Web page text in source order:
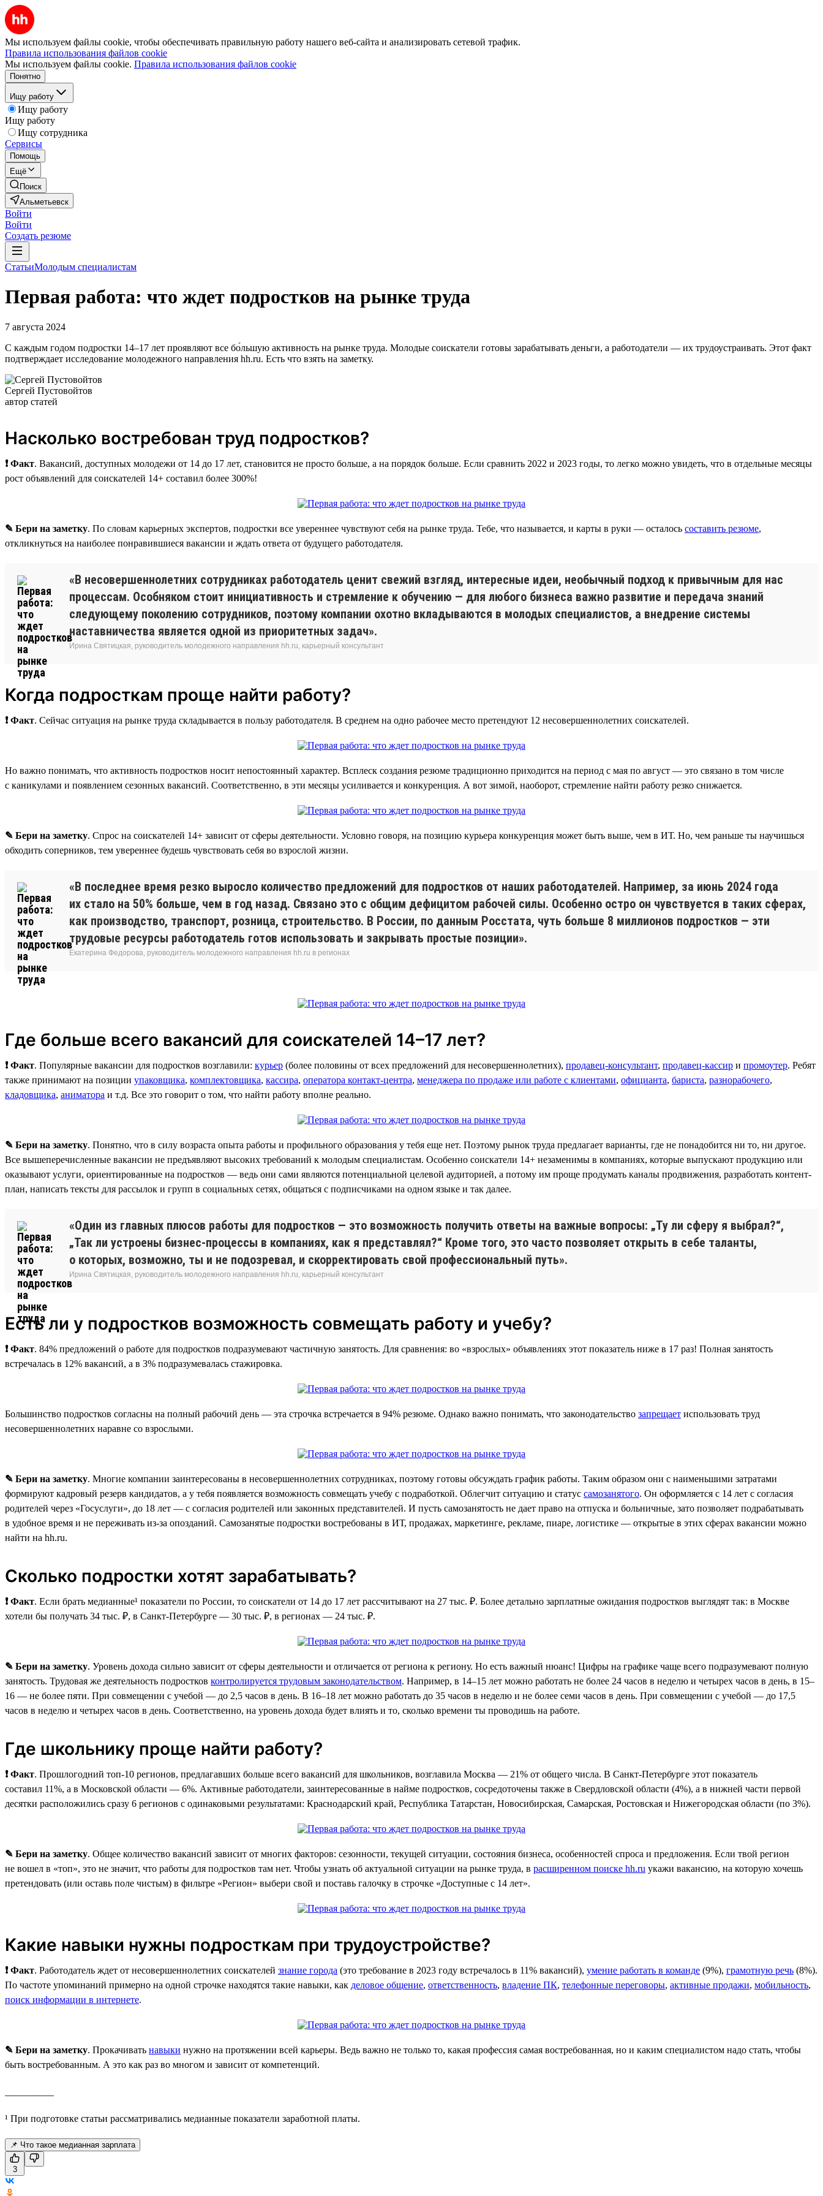
Мы используем файлы cookie, чтобы обеспечивать правильную работу нашего веб-сайта и анализировать сетевой трафик.
Правила использования файлов cookie
Мы используем файлы cookie. Правила использования файлов cookie
Понятно
Ищу работу
Ищу работу
Ищу работу
Ищу сотрудника
Сервисы
Помощь
Ещё
Поиск
Альметьевск
Войти
Войти
Создать резюме
СтатьиМолодым специалистам
Первая работа: что ждет подростков на рынке труда
7 августа 2024
С каждым годом подростки 14–17 лет проявляют все бо́льшую активность на рынке труда. Молодые соискатели готовы зарабатывать деньги, а работодатели — их трудоустраивать. Этот факт
подтверждает исследование молодежного направления hh.ru. Есть что взять на заметку.
Сергей Пустовойтов
автор статей
Насколько востребован труд подростков?
❗ Факт. Вакансий, доступных молодежи от 14 до 17 лет, становится не просто больше, а на порядок больше. Если сравнить 2022 и 2023 годы, то легко можно увидеть, что в отдельные месяцы
рост объявлений для соискателей 14+ составил более 300%!
✎ Бери на заметку. По словам карьерных экспертов, подростки все увереннее чувствуют себя на рынке труда. Тебе, что называется, и карты в руки — осталось составить резюме,
откликнуться на наиболее понравившиеся вакансии и ждать ответа от будущего работодателя.
«В несовершеннолетних сотрудниках работодатель ценит свежий взгляд, интересные идеи, необычный подход к привычным для нас
процессам. Особняком стоит инициативность и стремление к обучению — для любого бизнеса важно развитие и передача знаний
следующему поколению сотрудников, поэтому компании охотно вкладываются в молодых специалистов, а внедрение системы
наставничества является одной из приоритетных задач».
Ирина Святицкая, руководитель молодежного направления hh.ru, карьерный консультант
Когда подросткам проще найти работу?
❗ Факт. Сейчас ситуация на рынке труда складывается в пользу работодателя. В среднем на одно рабочее место претендуют 12 несовершеннолетних соискателей.
Но важно понимать, что активность подростков носит непостоянный характер. Всплеск создания резюме традиционно приходится на период с мая по август — это связано в том числе
с каникулами и появлением сезонных вакансий. Соответственно, в эти месяцы усиливается и конкуренция. А вот зимой, наоборот, стремление найти работу резко снижается.
✎ Бери на заметку. Спрос на соискателей 14+ зависит от сферы деятельности. Условно говоря, на позицию курьера конкуренция может быть выше, чем в ИТ. Но, чем раньше ты научишься
обходить соперников, тем увереннее будешь чувствовать себя во взрослой жизни.
«В последнее время резко выросло количество предложений для подростков от наших работодателей. Например, за июнь 2024 года
их стало на 50% больше, чем в год назад. Связано это с общим дефицитом рабочей силы. Особенно остро он чувствуется в таких сферах,
как производство, транспорт, розница, строительство. В России, по данным Росстата, чуть больше 8 миллионов подростков — эти
трудовые ресурсы работодатель готов использовать и закрывать простые позиции».
Екатерина Федорова, руководитель молодежного направления hh.ru в регионах
Где больше всего вакансий для соискателей 14–17 лет?
❗ Факт. Популярные вакансии для подростков возглавили: курьер (более половины от всех предложений для несовершеннолетних), продавец-консультант, продавец-кассир и промоутер. Ребят
также принимают на позиции упаковщика, комплектовщика, кассира, оператора контакт-центра, менеджера по продаже или работе с клиентами, официанта, бариста, разнорабочего,
кладовщика, аниматора и т.д. Все это говорит о том, что найти работу вполне реально.
✎ Бери на заметку. Понятно, что в силу возраста опыта работы и профильного образования у тебя еще нет. Поэтому рынок труда предлагает варианты, где не понадобится ни то, ни другое.
Все вышеперечисленные вакансии не предъявляют высоких требований к молодым специалистам. Особенно соискатели 14+ незаменимы в компаниях, которые выпускают продукцию или
оказывают услуги, ориентированные на подростков — ведь они сами являются потенциальной целевой аудиторией, а потому им проще продумать каналы продвижения, разработать контент-
план, написать тексты для рассылок и групп в социальных сетях, общаться с подписчиками на одном языке и так далее.
«Один из главных плюсов работы для подростков — это возможность получить ответы на важные вопросы: „Ту ли сферу я выбрал?“,
„Так ли устроены бизнес-процессы в компаниях, как я представлял?“ Кроме того, это часто позволяет открыть в себе таланты,
о которых, возможно, ты и не подозревал, и скорректировать свой профессиональный путь».
Ирина Святицкая, руководитель молодежного направления hh.ru, карьерный консультант
Есть ли у подростков возможность совмещать работу и учебу?
❗ Факт. 84% предложений о работе для подростков подразумевают частичную занятость. Для сравнения: во «взрослых» объявлениях этот показатель ниже в 17 раз! Полная занятость
встречалась в 12% вакансий, а в 3% подразумевалась стажировка.
Большинство подростков согласны на полный рабочий день — эта строчка встречается в 94% резюме. Однако важно понимать, что законодательство запрещает использовать труд
несовершеннолетних наравне со взрослыми.
✎ Бери на заметку. Многие компании заинтересованы в несовершеннолетних сотрудниках, поэтому готовы обсуждать график работы. Таким образом они с наименьшими затратами
формируют кадровый резерв кандидатов, а у тебя появляется возможность совмещать учебу с подработкой. Облегчит ситуацию и статус самозанятого. Он оформляется с 14 лет с согласия
родителей через «Госуслуги», до 18 лет — с согласия родителей или законных представителей. И пусть самозанятость не дает право на отпуска и больничные, зато позволяет подрабатывать
в удобное время и не переживать из-за опозданий. Самозанятые подростки востребованы в ИТ, продажах, маркетинге, рекламе, пиаре, логистике — открытые в этих сферах вакансии можно
найти на hh.ru.
Сколько подростки хотят зарабатывать?
❗ Факт. Если брать медианные¹ показатели по России, то соискатели от 14 до 17 лет рассчитывают на 27 тыс. ₽. Более детально зарплатные ожидания подростков выглядят так: в Москве
хотели бы получать 34 тыс. ₽, в Санкт-Петербурге — 30 тыс. ₽, в регионах — 24 тыс. ₽.
✎ Бери на заметку. Уровень дохода сильно зависит от сферы деятельности и отличается от региона к региону. Но есть важный нюанс! Цифры на графике чаще всего подразумевают полную
занятость. Трудовая же деятельность подростков контролируется трудовым законодательством. Например, в 14–15 лет можно работать не более 24 часов в неделю и четырех часов в день, в 15–
16 — не более пяти. При совмещении с учебой — до 2,5 часов в день. В 16–18 лет можно работать до 35 часов в неделю и не более семи часов в день. При совмещении с учебой — до 17,5
часов в неделю и четырех часов в день. Соответственно, на уровень дохода будет влиять и то, сколько времени ты проводишь на работе.
Где школьнику проще найти работу?
❗ Факт. Прошлогодний топ-10 регионов, предлагавших больше всего вакансий для школьников, возглавила Москва — 21% от общего числа. В Санкт-Петербурге этот показатель
составил 11%, а в Московской области — 6%. Активные работодатели, заинтересованные в найме подростков, сосредоточены также в Свердловской области (4%), а в нижней части первой
десятки расположились сразу 6 регионов с одинаковыми результатами: Краснодарский край, Республика Татарстан, Новосибирская, Самарская, Ростовская и Нижегородская области (по 3%).
✎ Бери на заметку. Общее количество вакансий зависит от многих факторов: сезонности, текущей ситуации, состояния бизнеса, особенностей спроса и предложения. Если твой регион
не вошел в «топ», это не значит, что работы для подростков там нет. Чтобы узнать об актуальной ситуации на рынке труда, в расширенном поиске hh.ru укажи вакансию, на которую хочешь
претендовать (или оставь поле чистым) в фильтре «Регион» выбери свой и поставь галочку в строчке «Доступные с 14 лет».
Какие навыки нужны подросткам при трудоустройстве?
❗ Факт. Работодатель ждет от несовершеннолетних соискателей знание города (это требование в 2023 году встречалось в 11% вакансий), умение работать в команде (9%), грамотную речь (8%).
По частоте упоминаний примерно на одной строчке находятся такие навыки, как деловое общение, ответственность, владение ПК, телефонные переговоры, активные продажи, мобильность,
поиск информации в интернете.
✎ Бери на заметку. Прокачивать навыки нужно на протяжении всей карьеры. Ведь важно не только то, какая профессия самая востребованная, но и каким специалистом надо стать, чтобы
быть востребованным. А это как раз во многом и зависит от компетенций.
¹ При подготовке статьи рассматривались медианные показатели заработной платы.
📌 Что такое медианная зарплата
3